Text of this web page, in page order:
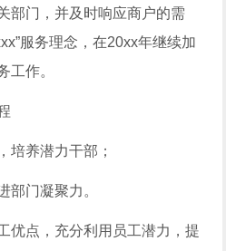
部门，并及时响应商户的需
服务理念，在20xx年继续加
工作。
养潜力干部；
门凝聚力。
优点，充分利用员工潜力，提